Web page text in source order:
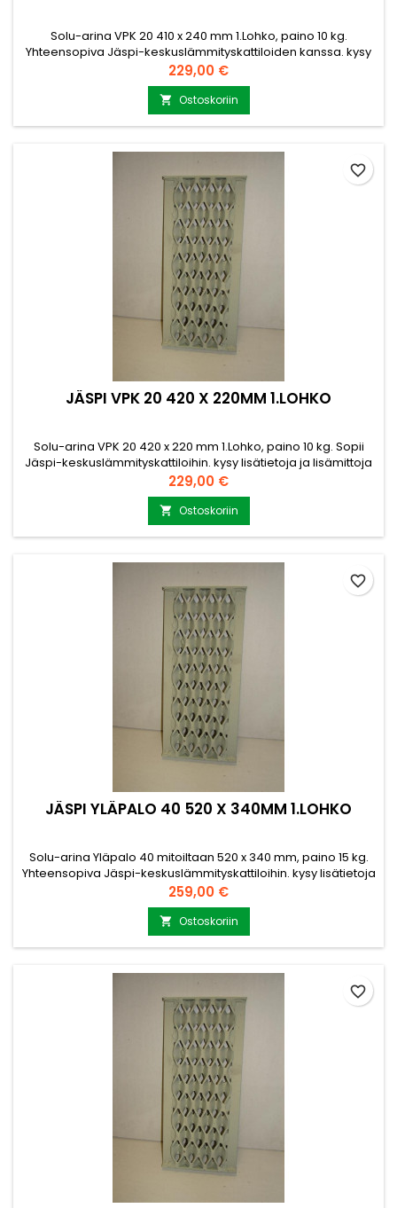
Solu-arina VPK 20 410 x 240 mm 1.Lohko, paino 10 kg.
Yhteensopiva Jäspi-keskuslämmityskattiloiden kanssa. kysy
lisätietoja ja lisämittoja myynti@puuvirrat.fi
Hinta
229,00 €
 Ostoskoriin
JÄSPI VPK 20 420 X 220MM 1.LOHKO
Solu-arina VPK 20 420 x 220 mm 1.Lohko, paino 10 kg. Sopii
Jäspi-keskuslämmityskattiloihin. kysy lisätietoja ja lisämittoja
myynti@puuvirrat.fi Ainevahvuus 30 X 6 mm Jäspi VPK 20
Hinta
229,00 €
 Ostoskoriin
favorite_border
JÄSPI YLÄPALO 40 520 X 340MM 1.LOHKO
Solu-arina Yläpalo 40 mitoiltaan 520 x 340 mm, paino 15 kg.
Yhteensopiva Jäspi-keskuslämmityskattiloihin. kysy lisätietoja
ja lisämittoja myynti@puuvirrat.fi Ainevahvuus 30 X 6 mm
Jäspi 40
Hinta
259,00 €
 Ostoskoriin
favorite_border
favorite_border